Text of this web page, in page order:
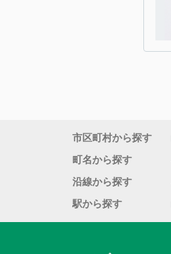
市区町村から探す
町名から探す
沿線から探す
駅から探す